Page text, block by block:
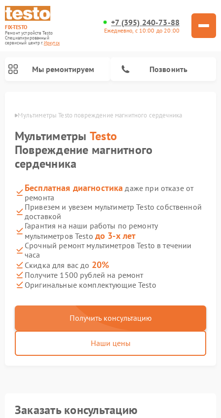
FIX-TESTO
Ремонт устройств Testo
Специализированный
cервисный центр г.Иркутск
+7 (395) 240-73-88
Ежедневно, с 10:00 до 20:00
Мы ремонтируем Позвонить
Мультиметры Testo повреждение магнитного сердечника
Мультиметры Testo
Повреждение магнитного
сердечника
Бесплатная диагностика даже при отказе от
ремонта
Привезем и увезем мультиметр Testo собственной
доставкой
Гарантия на наши работы по ремонту
мультиметров Testo до 3-х лет
Срочный ремонт мультиметров Testo в течении
часа
Скидка для вас до 20%
Получите 1500 рублей на ремонт
Оригинальные комплектующие Testo
Получить консультацию
Наши цены
Заказать консультацию